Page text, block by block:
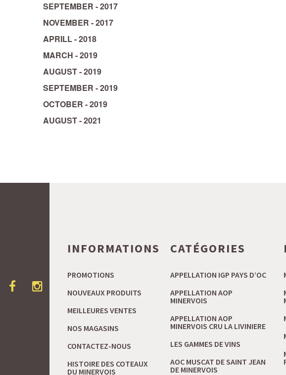
SEPTEMBER - 2017
NOVEMBER - 2017
APRILL - 2018
MARCH - 2019
AUGUST - 2019
SEPTEMBER - 2019
OCTOBER - 2019
AUGUST - 2021
INFORMATIONS
PROMOTIONS
NOUVEAUX PRODUITS
MEILLEURES VENTES
NOS MAGASINS
CONTACTEZ-NOUS
HISTOIRE DES COTEAUX
DU MINERVOIS
CATÉGORIES
APPELLATION IGP PAYS D’OC
APPELLATION AOP
MINERVOIS
APPELLATION AOP
MINERVOIS CRU LA LIVINIERE
LES GAMMES DE VINS
AOC MUSCAT DE SAINT JEAN
DE MINERVOIS